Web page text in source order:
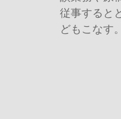
従事すると
どもこなす。